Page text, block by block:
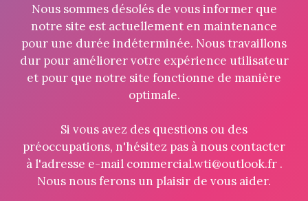
Nous sommes désolés de vous informer que
notre site est actuellement en maintenance
pour une durée indéterminée. Nous travaillons
dur pour améliorer votre expérience utilisateur
et pour que notre site fonctionne de manière
optimale.
Si vous avez des questions ou des
préoccupations, n'hésitez pas à nous contacter
à l'adresse e-mail commercial.wti@outlook.fr .
Nous nous ferons un plaisir de vous aider.